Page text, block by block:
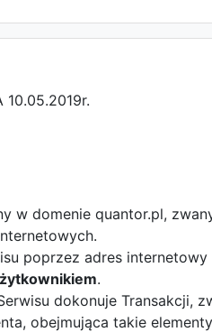
10.05.2019r.
w domenie quantor.pl,
poprzez adres
.
dokonuje Transakcji,
obejmująca takie